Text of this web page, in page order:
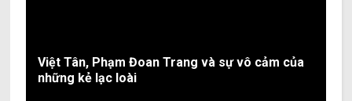
Việt Tân, Phạm Đoan Trang và sự vô cảm của
những kẻ lạc loài